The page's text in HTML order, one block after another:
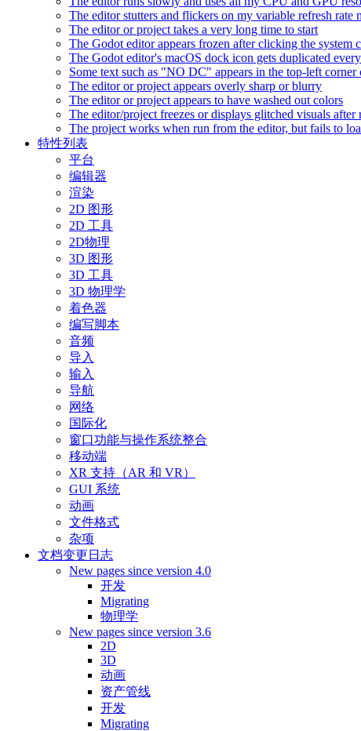
The editor stutters and flickers on my variable refresh rate
The editor or project takes a very long time to start
The Godot editor appears frozen after clicking the system
The Godot editor's macOS dock icon gets duplicated
Some text such as "NO DC" appears in the top-left
The editor or project appears overly sharp or blurry
The editor or project appears to have washed out colors
The editor/project freezes or displays glitched visuals after
The project works when run from the editor, but fails to
特性列表
平台
编辑器
渲染
2D 图形
2D 工具
2D物理
3D 图形
3D 工具
3D 物理学
着色器
编写脚本
音频
导入
输入
导航
网络
国际化
窗口功能与操作系统整合
移动端
XR 支持（AR 和 VR）
GUI 系统
动画
文件格式
杂项
文档变更日志
New pages since version 4.0
开发
Migrating
物理学
New pages since version 3.6
2D
3D
动画
资产管线
开发
Migrating